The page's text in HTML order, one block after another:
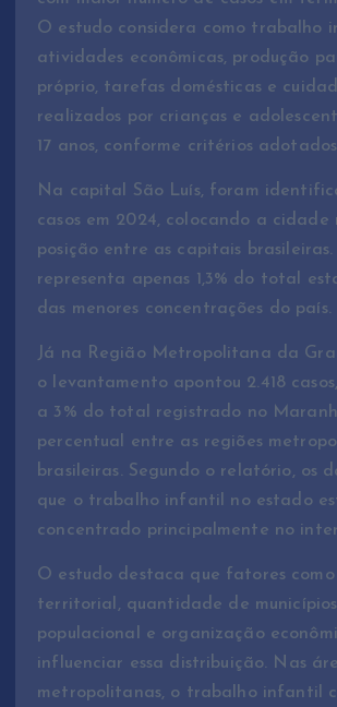
O estudo considera como trabalho
atividades econômicas, produção
próprio, tarefas domésticas e
realizados por crianças e
17 anos, conforme critérios
Na capital São Luís, foram
casos em 2024, colocando a cidade
posição entre as capitais
representa apenas 1,3% do total
das menores concentrações do país.
Já na Região Metropolitana da
o levantamento apontou 2.418
a 3% do total registrado no
percentual entre as regiões
brasileiras. Segundo o relatório, os
que o trabalho infantil no estado
concentrado principalmente no
O estudo destaca que fatores
territorial, quantidade de
populacional e organização
influenciar essa distribuição. Nas
metropolitanas, o trabalho infantil